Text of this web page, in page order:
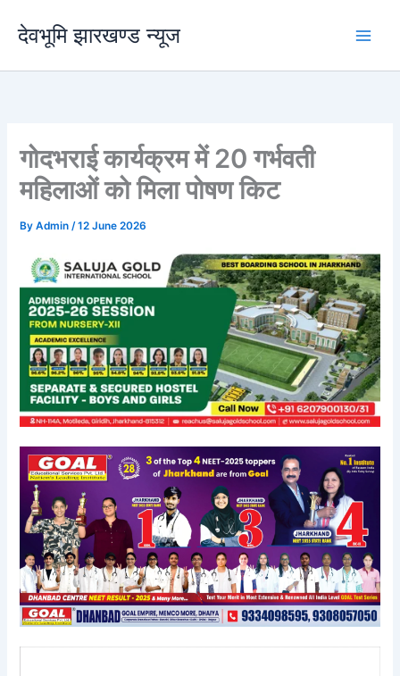
content
देवभूमि झारखण्ड न्यूज
गोदभराई कार्यक्रम में 20 गर्भवती
महिलाओं को मिला पोषण किट
ByAdmin/12 June 2026